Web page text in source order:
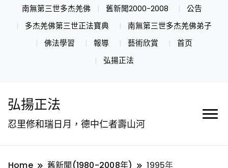
南無第三世多杰羌佛 舊新聞2000-2008
公告
多杰羌佛第三世正法寶典
南無第三世多杰羌佛弟子
佛法學習
報導 藝術欣賞
首页
弘揚正法
弘揚正法
忍里修和瑞日月，德中仁者壽山河
Home 舊新聞(1980-2008年) 1995年